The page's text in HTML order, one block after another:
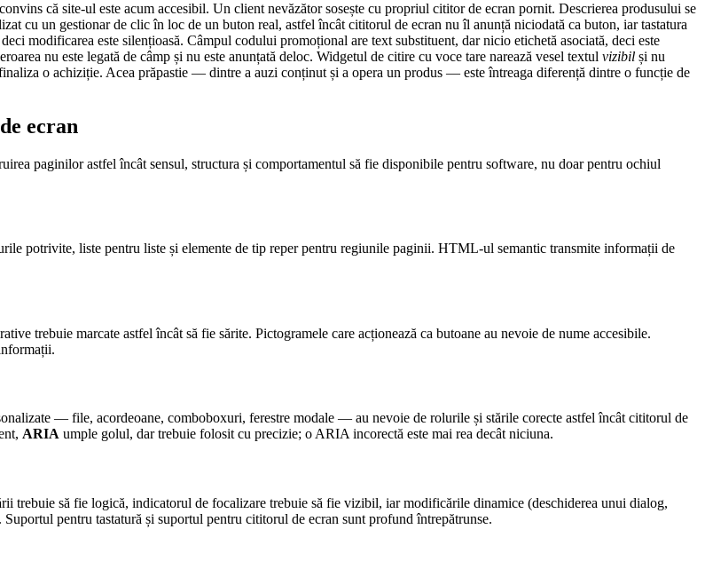
că site-ul este acum accesibil. Un client nevăzător sosește cu propriul cititor de ecran pornit. Descrierea produsului se
cu un gestionar de clic în loc de un buton real, astfel încât cititorul de ecran nu îl anunță niciodată ca buton, iar tastatura
modificarea este silențioasă. Câmpul codului promoțional are text substituent, dar nicio etichetă asociată, deci este
nu este legată de câmp și nu este anunțată deloc. Widgetul de citire cu voce tare narează vesel textul vizibil și nu
o achiziție. Acea prăpastie — dintre a auzi conținut și a opera un produs — este întreaga diferență dintre o funcție de
ecran
paginilor astfel încât sensul, structura și comportamentul să fie disponibile pentru software, nu doar pentru ochiul
potrivite, liste pentru liste și elemente de tip reper pentru regiunile paginii. HTML-ul semantic transmite informații de
trebuie marcate astfel încât să fie sărite. Pictogramele care acționează ca butoane au nevoie de nume accesibile.
— file, acordeoane, comboboxuri, ferestre modale — au nevoie de rolurile și stările corecte astfel încât cititorul de
ARIA umple golul, dar trebuie folosit cu precizie; o ARIA incorectă este mai rea decât niciuna.
trebuie să fie logică, indicatorul de focalizare trebuie să fie vizibil, iar modificările dinamice (deschiderea unui dialog,
pentru tastatură și suportul pentru cititorul de ecran sunt profund întrepătrunse.